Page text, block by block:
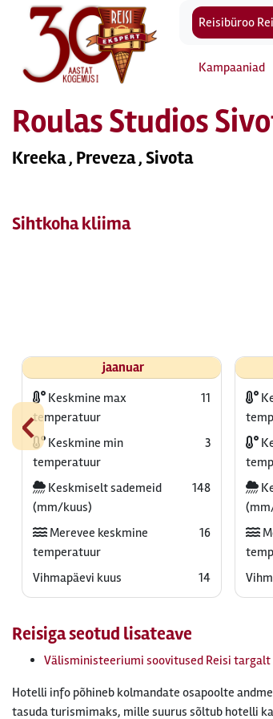
Reisibüroo
Kampaaniad
Roulas Studios
Kreeka , Preveza , Sivota
Sihtkoha kliima
‹
jaanuar
Keskmine max
temperatuur
11
Keskmine min
temperatuur
3
Keskmiselt sademeid
(mm/kuus)
148
Merevee keskmine
temperatuur
16
Vihmapäevi kuus 14
Reisiga seotud lisateave
Välisministeeriumi soovitused Reisi targalt
Hotelli info põhineb kolmandate osapoolte
tasuda turismimaks, mille suurus sõltub hotelli